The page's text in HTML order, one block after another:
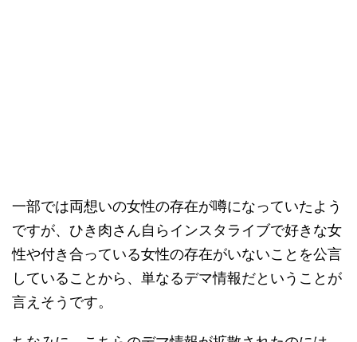
一部では両想いの女性の存在が噂になっていたよう
ですが、ひき肉さん自らインスタライブで好きな女
性や付き合っている女性の存在がいないことを公言
していることから、単なるデマ情報だということが
言えそうです。